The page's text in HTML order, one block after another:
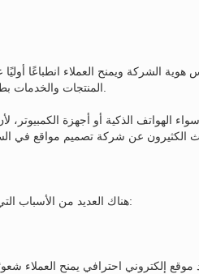
هوية الشركة ويمنح العملاء انطباعًا
المنتجات والخدمات بطريقة منظمة وسهلة، مما يرفع من فرص جذب العملاء وزيادة المبيعات.
الهواتف الذكية أو أجهزة
هناك العديد من الأسباب التي تجعل امتلاك موقع إلكتروني أمرًا مهمًا لأي نشاط تجاري، ومن أبرزها: